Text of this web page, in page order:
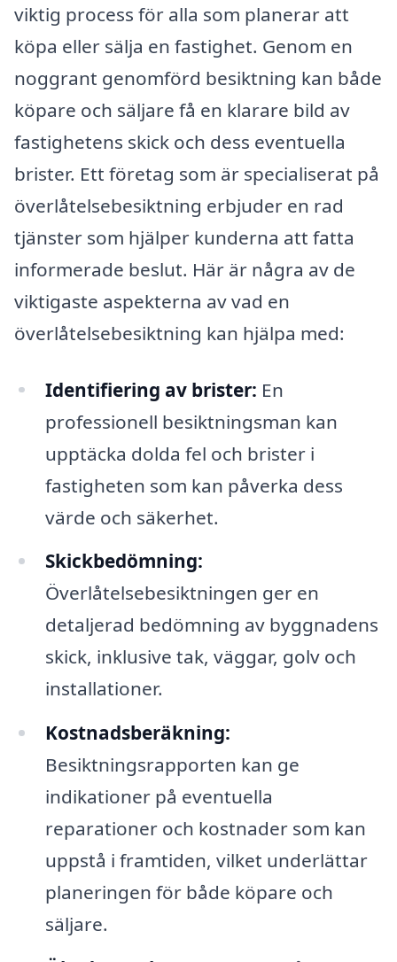
viktig process för alla som planerar att
köpa eller sälja en fastighet. Genom en
noggrant genomförd besiktning kan både
köpare och säljare få en klarare bild av
fastighetens skick och dess eventuella
brister. Ett företag som är specialiserat på
överlåtelsebesiktning erbjuder en rad
tjänster som hjälper kunderna att fatta
informerade beslut. Här är några av de
viktigaste aspekterna av vad en
överlåtelsebesiktning kan hjälpa med:
Identifiering av brister: En
professionell besiktningsman kan
upptäcka dolda fel och brister i
fastigheten som kan påverka dess
värde och säkerhet.
Skickbedömning:
Överlåtelsebesiktningen ger en
detaljerad bedömning av byggnadens
skick, inklusive tak, väggar, golv och
installationer.
Kostnadsberäkning:
Besiktningsrapporten kan ge
indikationer på eventuella
reparationer och kostnader som kan
uppstå i framtiden, vilket underlättar
planeringen för både köpare och
säljare.